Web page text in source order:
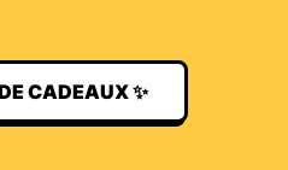
CADEAUX ✨